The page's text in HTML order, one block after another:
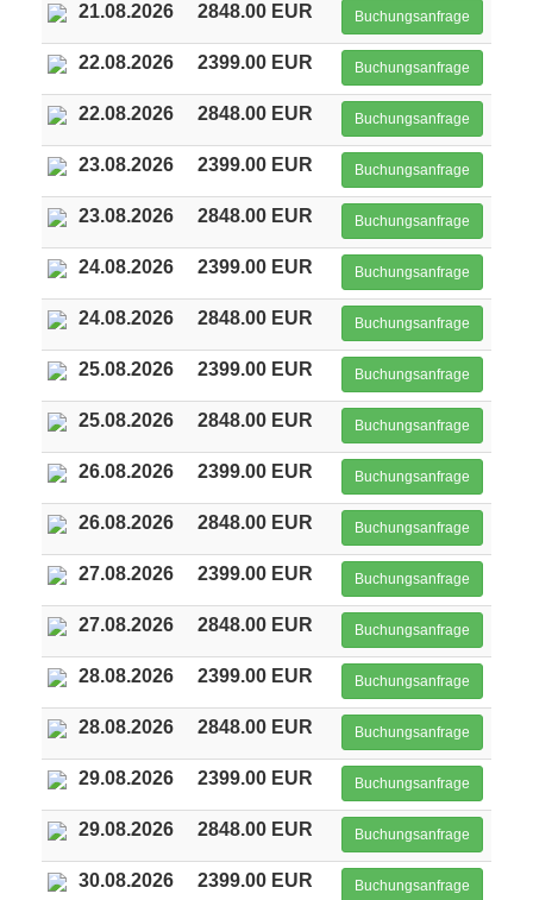
21.08.2026 2848.00 EUR Buchungsanfrage
22.08.2026 2399.00 EUR Buchungsanfrage
22.08.2026 2848.00 EUR Buchungsanfrage
23.08.2026 2399.00 EUR Buchungsanfrage
23.08.2026 2848.00 EUR Buchungsanfrage
24.08.2026 2399.00 EUR Buchungsanfrage
24.08.2026 2848.00 EUR Buchungsanfrage
25.08.2026 2399.00 EUR Buchungsanfrage
25.08.2026 2848.00 EUR Buchungsanfrage
26.08.2026 2399.00 EUR Buchungsanfrage
26.08.2026 2848.00 EUR Buchungsanfrage
27.08.2026 2399.00 EUR Buchungsanfrage
27.08.2026 2848.00 EUR Buchungsanfrage
28.08.2026 2399.00 EUR Buchungsanfrage
28.08.2026 2848.00 EUR Buchungsanfrage
29.08.2026 2399.00 EUR Buchungsanfrage
29.08.2026 2848.00 EUR Buchungsanfrage
30.08.2026 2399.00 EUR Buchungsanfrage